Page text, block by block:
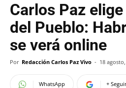
Carlos Paz
del Pueblo:
se verá online
Por Redacción Carlos Paz Vivo - 18 agosto,
WhatsApp +